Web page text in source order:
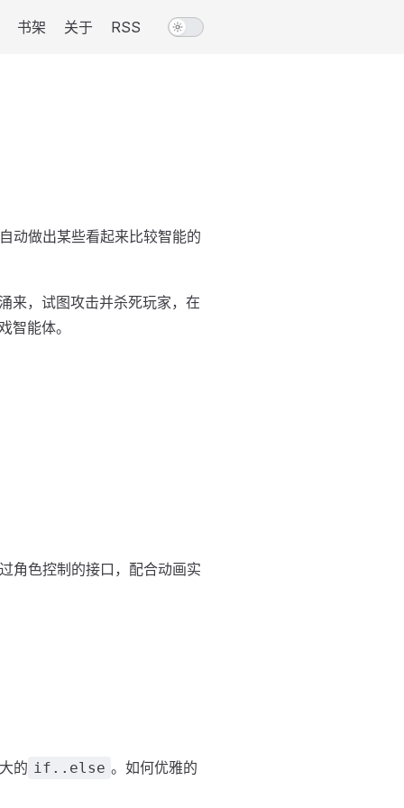
书架 关于 RSS
动做出某些看起来比较智能的
来，试图攻击并杀死玩家，在
智能体。
角色控制的接口，配合动画实
的 if..else 。如何优雅的